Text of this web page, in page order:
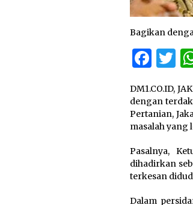
Bagikan
DM1.CO.ID,
dengan
Pertanian,
masalah yang
Pasalnya,
dihadirkan
terkesan
Dalam